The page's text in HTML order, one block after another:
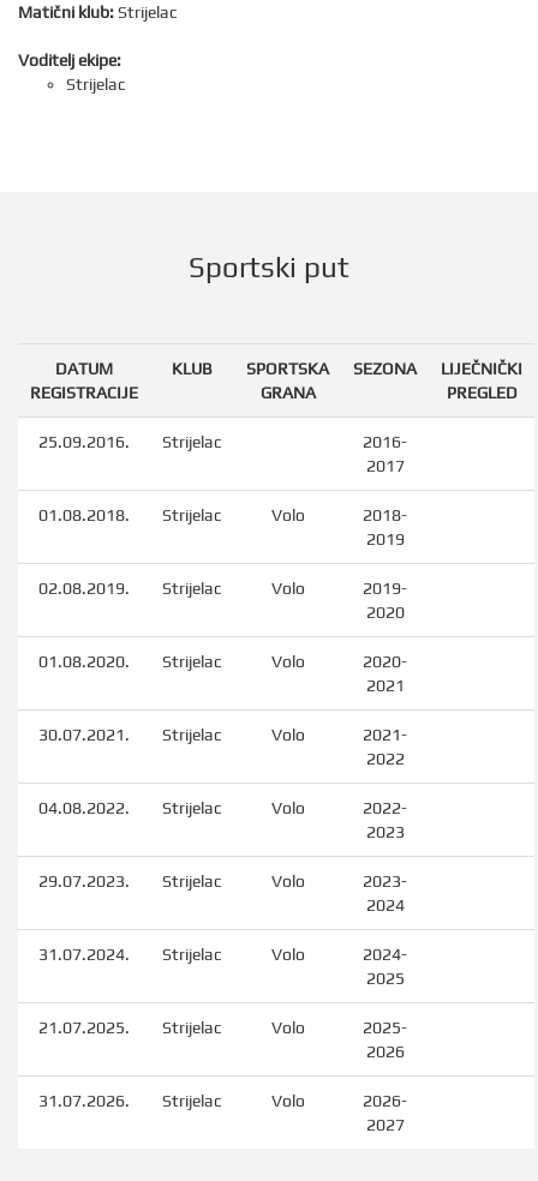
Matični klub:Strijelac
Voditelj ekipe:
Strijelac
Sportski put
DATUM
REGISTRACIJE
KLUB
SPORTSKA
GRANA
SEZONA
LIJEČNIČKI
PREGLED
25.09.2016. Strijelac
2016-
2017
01.08.2018. Strijelac Volo
2018-
2019
02.08.2019. Strijelac Volo
2019-
2020
01.08.2020. Strijelac Volo
2020-
2021
30.07.2021. Strijelac Volo
2021-
2022
04.08.2022. Strijelac Volo
2022-
2023
29.07.2023. Strijelac Volo
2023-
2024
31.07.2024. Strijelac Volo
2024-
2025
21.07.2025. Strijelac Volo
2025-
2026
31.07.2026. Strijelac Volo
2026-
2027